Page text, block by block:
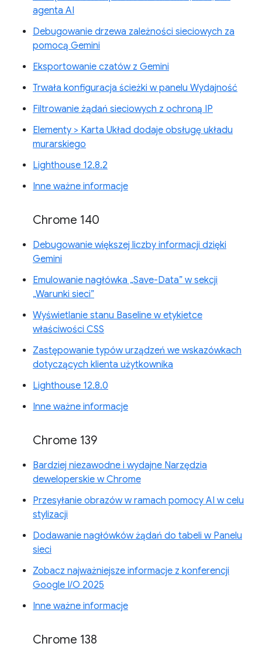
agenta AI
Debugowanie drzewa zależności sieciowych za
pomocą Gemini
Eksportowanie czatów z Gemini
Trwała konfiguracja ścieżki w panelu Wydajność
Filtrowanie żądań sieciowych z ochroną IP
Elementy > Karta Układ dodaje obsługę układu
murarskiego
Lighthouse 12.8.2
Inne ważne informacje
Chrome 140
Debugowanie większej liczby informacji dzięki
Gemini
Emulowanie nagłówka „Save-Data” w sekcji
„Warunki sieci”
Wyświetlanie stanu Baseline w etykietce
właściwości CSS
Zastępowanie typów urządzeń we wskazówkach
dotyczących klienta użytkownika
Lighthouse 12.8.0
Inne ważne informacje
Chrome 139
Bardziej niezawodne i wydajne Narzędzia
deweloperskie w Chrome
Przesyłanie obrazów w ramach pomocy AI w celu
stylizacji
Dodawanie nagłówków żądań do tabeli w Panelu
sieci
Zobacz najważniejsze informacje z konferencji
Google I/O 2025
Inne ważne informacje
Chrome 138